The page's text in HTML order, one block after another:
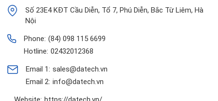
Số 23E4 KĐT Cầu Diễn, Tổ 7, Phú Diễn, Bắc Từ Liêm, Hà
Nội
Phone: (84) 098 115 6699
Hotline: 02432012368
Email 1: sales@datech.vn
Email 2: info@datech.vn